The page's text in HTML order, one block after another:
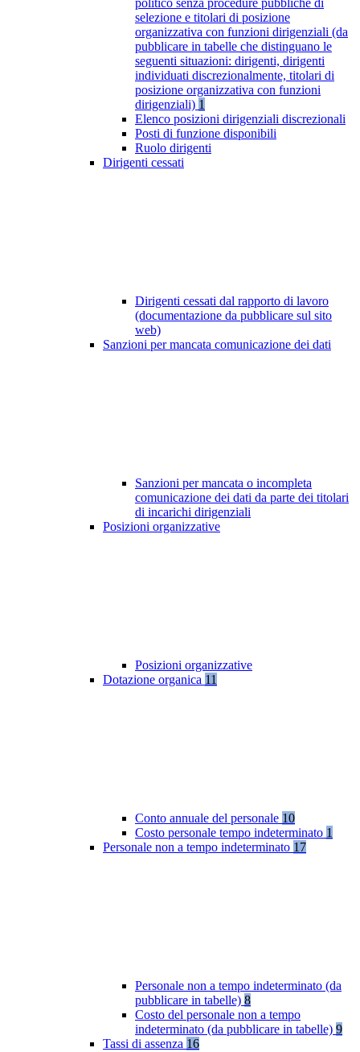
politico senza procedure pubbliche di
selezione e titolari di posizione
organizzativa con funzioni dirigenziali (da
pubblicare in tabelle che distinguano le
seguenti situazioni: dirigenti, dirigenti
individuati discrezionalmente, titolari di
posizione organizzativa con funzioni
dirigenziali) 1
Elenco posizioni dirigenziali discrezionali
Posti di funzione disponibili
Ruolo dirigenti
Dirigenti cessati
Dirigenti cessati dal rapporto di lavoro
(documentazione da pubblicare sul sito
web)
Sanzioni per mancata comunicazione dei dati
Sanzioni per mancata o incompleta
comunicazione dei dati da parte dei titolari
di incarichi dirigenziali
Posizioni organizzative
Posizioni organizzative
Dotazione organica 11
Conto annuale del personale 10
Costo personale tempo indeterminato 1
Personale non a tempo indeterminato 17
Personale non a tempo indeterminato (da
pubblicare in tabelle) 8
Costo del personale non a tempo
indeterminato (da pubblicare in tabelle) 9
Tassi di assenza 16